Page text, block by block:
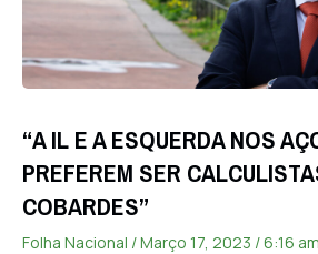
“A IL E A ESQUERDA NOS
PREFEREM SER
COBARDES”
Folha Nacional Março 17, 2023 6:16 am